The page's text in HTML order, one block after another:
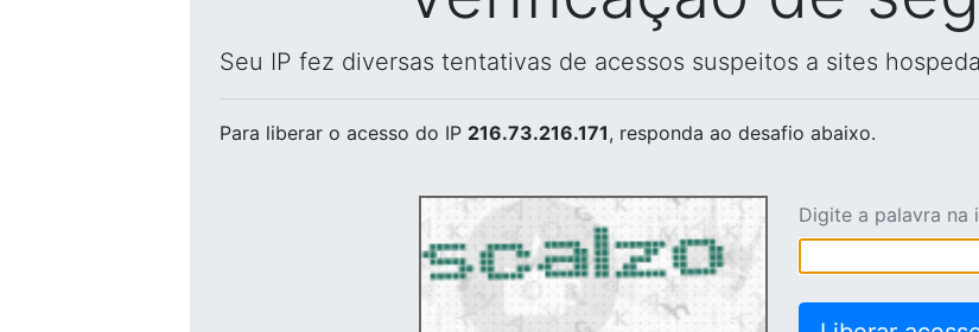
Seu IP fez diversas tentativas de acessos suspeitos a sites
Para liberar o acesso do IP 216.73.216.171, responda ao desafio abaixo.
Digite a palavra na